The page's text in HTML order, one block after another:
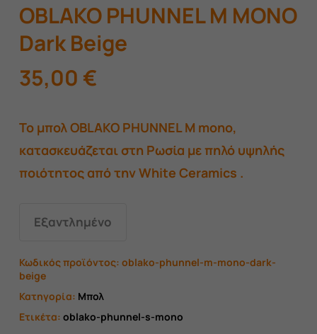
OBLAKO PHUNNEL M MONO
Dark Beige
35,00 €
To μπολ OBLAKO PHUNNEL M mono,
κατασκευάζεται στη Ρωσία με πηλό υψηλής
ποιότητος από την White Ceramics .
Εξαντλημένο
Κωδικός προϊόντος: oblako-phunnel-m-mono-dark-
beige
Κατηγορία: Μπολ
Ετικέτα: oblako-phunnel-s-mono